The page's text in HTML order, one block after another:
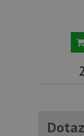
VISITOR_INFO1_LIVE